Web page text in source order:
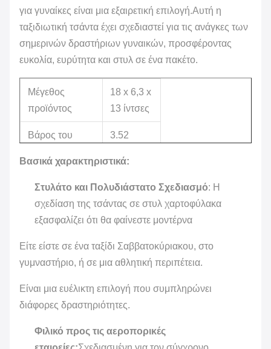
για γυναίκες είναι μια εξαιρετική επιλογή.Αυτή η
ταξιδιωτική τσάντα έχει σχεδιαστεί για τις ανάγκες των
σημερινών δραστήριων γυναικών, προσφέροντας
ευκολία, ευρύτητα και στυλ σε ένα πακέτο.
Μέγεθος
προϊόντος
18 x 6,3 x
13 ίντσες
Βάρος του
3.52
Φύλο
Κατασκευαστής άπειρο
Τύπος τύπου Επιστολή
κλεισίματος
φερμουάρ
Βασικά χαρακτηριστικά:
Στυλάτο και Πολυδιάστατο Σχεδιασμό: Η
σχεδίαση της τσάντας σε στυλ χαρτοφύλακα
εξασφαλίζει ότι θα φαίνεστε μοντέρνα
Είτε είστε σε ένα ταξίδι Σαββατοκύριακου, στο
γυμναστήριο, ή σε μια αθλητική περιπέτεια.
Είναι μια ευέλικτη επιλογή που συμπληρώνει
διάφορες δραστηριότητες.
Φιλικό προς τις αεροπορικές